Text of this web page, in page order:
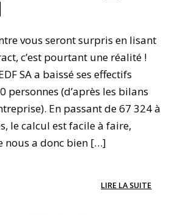
vous seront surpris en lisant
c’est pourtant une réalité !
SA a baissé ses effectifs
personnes (d’après les bilans
En passant de 67 324 à
le calcul est facile à faire,
nous a donc bien […]
LIRE LA SUITE